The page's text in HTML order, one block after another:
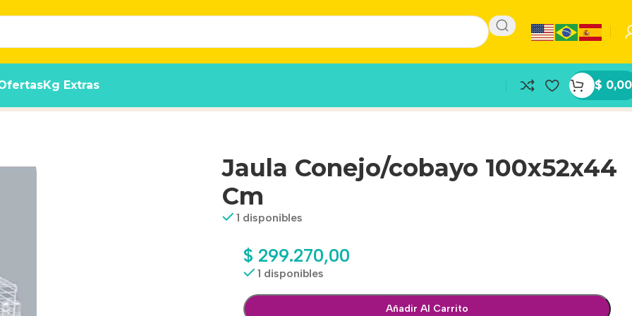
Kg Extras $ 0,00
Jaula Conejo/cobayo 100x52x44
Cm
1 disponibles
$ 299.270,00
1 disponibles
Añadir Al Carrito